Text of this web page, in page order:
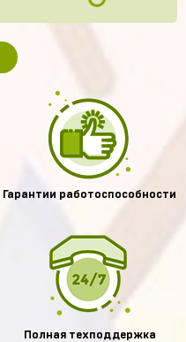
Гарантии работоспособности
Полная техподдержка